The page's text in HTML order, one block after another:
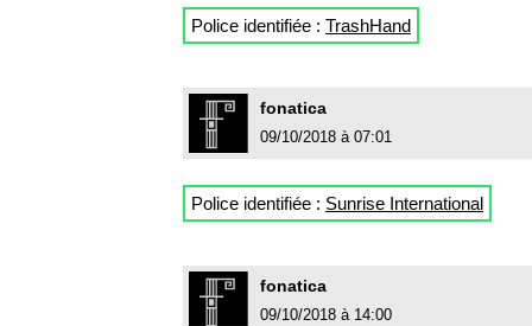
Police identifiée : TrashHand
fonatica
09/10/2018 à 07:01
Police identifiée : Sunrise International
fonatica
09/10/2018 à 14:00